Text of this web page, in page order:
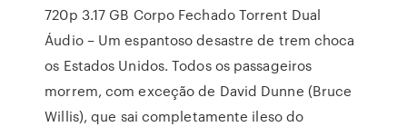
720p 3.17 GB Corpo Fechado Torrent Dual
Áudio – Um espantoso desastre de trem choca
os Estados Unidos. Todos os passageiros
morrem, com exceção de David Dunne (Bruce
Willis), que sai completamente ileso do